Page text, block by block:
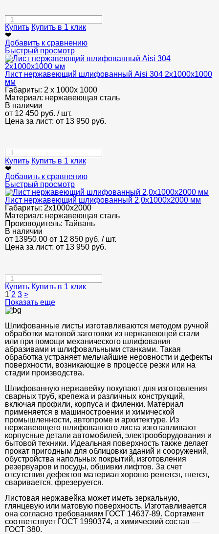
Купить Купить в 1 клик
❤
Добавить к сравнению
Быстрый просмотр
Лист нержавеющий шлифованный Aisi 304 2х1000х1000
мм
Габариты: 2 х 1000х 1000
Материал: нержавеющая сталь
В наличии
от 12 450 руб. / шт.
Цена за лист: от 13 950 руб.
Купить Купить в 1 клик
❤
Добавить к сравнению
Быстрый просмотр
Лист нержавеющий шлифованный 2,0х1000х2000 мм
Габариты: 2х1000х2000
Материал: нержавеющая сталь
Производитель: Тайвань
В наличии
от 13950.00 от 12 850 руб. / шт.
Цена за лист: от 13 950 руб.
Купить Купить в 1 клик
1 2 3 >
Показать еще
Шлифованные листы изготавливаются методом ручной
обработки матовой заготовки из нержавеющей стали
или при помощи механического шлифования
абразивами и шлифовальными станками. Такая
обработка устраняет мельчайшие неровности и дефекты
поверхности, возникающие в процессе резки или на
стадии производства.
Шлифованную нержавейку покупают для изготовления
сварных труб, крепежа и различных конструкций,
включая профили, корпуса и филенки. Материал
применяется в машиностроении и химической
промышленности, автопроме и архитектуре. Из
нержавеющего шлифованного листа изготавливают
корпусные детали автомобилей, электрооборудования и
бытовой техники. Идеальная поверхность также делает
прокат пригодным для облицовки зданий и сооружений,
обустройства напольных покрытий, изготовления
резервуаров и посуды, обшивки лифтов. За счет
отсутствия дефектов материал хорошо режется, гнется,
сваривается, фрезеруется.
Листовая нержавейка может иметь зеркальную,
глянцевую или матовую поверхность. Изготавливается
она согласно требованиям ГОСТ 14637-89. Сортамент
соответствует ГОСТ 1990374, а химический состав —
ГОСТ 380.